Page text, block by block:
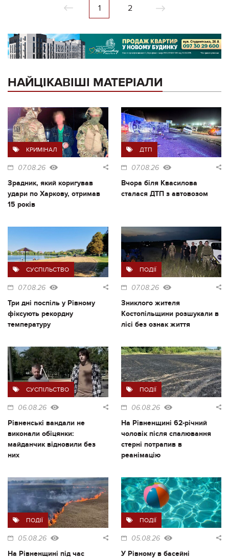
1 2
НАЙЦІКАВІШІ МАТЕРІАЛИ
КРИМІНАЛ
07.08.26
Зрадник, який коригував
удари по Харкову, отримав
15 років
ДТП
07.08.26
Вчора біля Квасилова
сталася ДТП з автовозом
СУСПІЛЬСТВО
07.08.26
Три дні поспіль у Рівному
фіксують рекордну
температуру
ПОДІЇ
07.08.26
Зниклого жителя
Костопільщини розшукали в
лісі без ознак життя
СУСПІЛЬСТВО
06.08.26
Рівненські вандали не
виконали обіцянки:
майданчик відновили без
них
ПОДІЇ
06.08.26
На Рівненщині 62-річний
чоловік після спалювання
стерні потрапив в
реанімацію
ПОДІЇ
05.08.26
На Рівненщині під час
ПОДІЇ
05.08.26
У Рівному в басейні